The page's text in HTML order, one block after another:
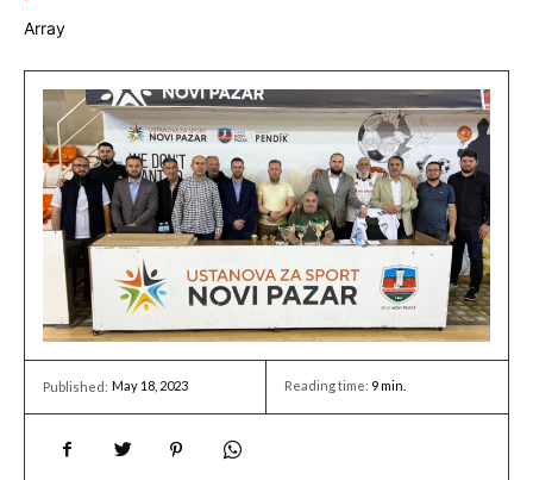
Array
Published: May 18, 2023 Reading time: 9min.